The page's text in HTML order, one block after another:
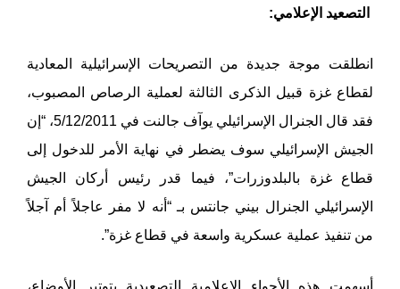
التصعيد الإعلامي:
انطلقت موجة جديدة من التصريحات الإسرائيلية المعادية
لقطاع غزة قبيل الذكرى الثالثة لعملية الرصاص المصبوب،
فقد قال الجنرال الإسرائيلي يوآف جالنت في 5/12/2011، “إن
الجيش الإسرائيلي سوف يضطر في نهاية الأمر للدخول إلى
قطاع غزة بالبلدوزرات”، فيما قدر رئيس أركان الجيش
الإسرائيلي الجنرال بيني جانتس بـ “أنه لا مفر عاجلاً أم آجلاً
من تنفيذ عملية عسكرية واسعة في قطاع غزة”.
أسهمت هذه الأجواء الإعلامية التصعيدية بتوتير الأوضاع،